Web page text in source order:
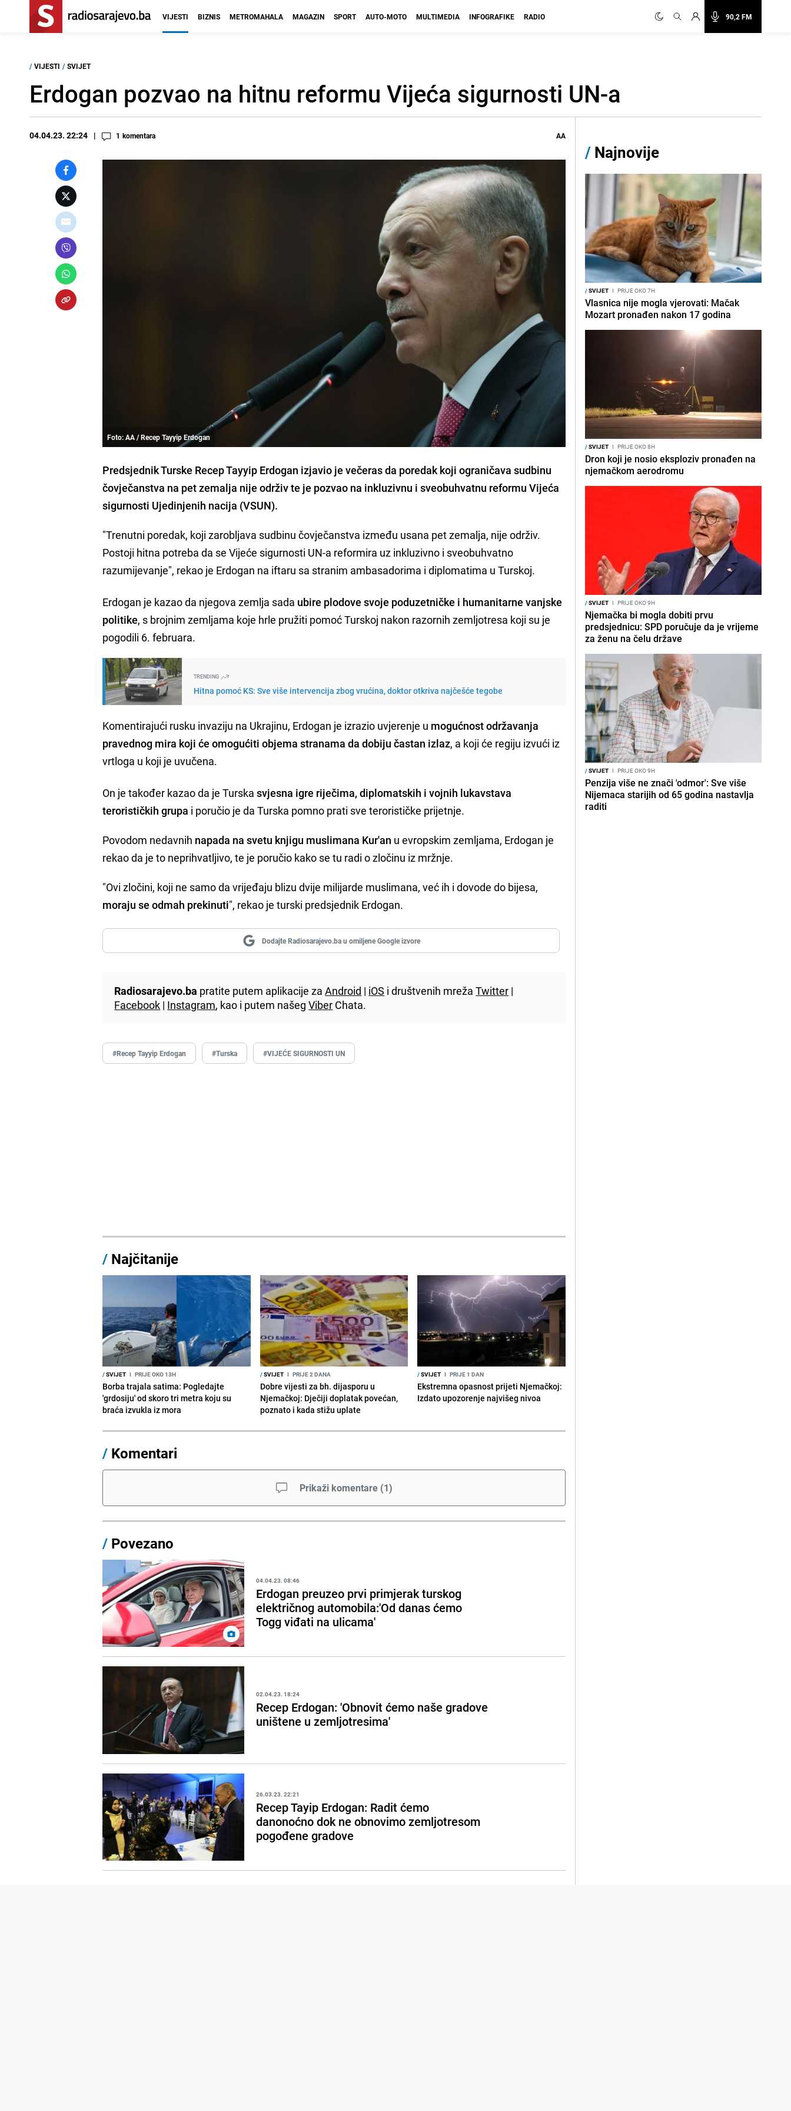
90,2 FM
VIJESTI BIZNIS METROMAHALA MAGAZIN SPORT AUTO-MOTO MULTIMEDIA INFOGRAFIKE RADIO
/ VIJESTI / SVIJET
Erdogan pozvao na hitnu reformu Vijeća sigurnosti UN-a
04.04.23. 22:24 1 komentara AA
Foto: AA / Recep Tayyip Erdogan
Predsjednik Turske Recep Tayyip Erdogan izjavio je večeras da poredak koji ograničava sudbinu
čovječanstva na pet zemalja nije održiv te je pozvao na inkluzivnu i sveobuhvatnu reformu Vijeća
sigurnosti Ujedinjenih nacija (VSUN).
"Trenutni poredak, koji zarobljava sudbinu čovječanstva između usana pet zemalja, nije održiv.
Postoji hitna potreba da se Vijeće sigurnosti UN-a reformira uz inkluzivno i sveobuhvatno
razumijevanje", rekao je Erdogan na iftaru sa stranim ambasadorima i diplomatima u Turskoj.
Erdogan je kazao da njegova zemlja sada ubire plodove svoje poduzetničke i humanitarne vanjske
politike, s brojnim zemljama koje hrle pružiti pomoć Turskoj nakon razornih zemljotresa koji su je
pogodili 6. februara.
TRENDING
Hitna pomoć KS: Sve više intervencija zbog vrućina, doktor otkriva najčešće tegobe
Komentirajući rusku invaziju na Ukrajinu, Erdogan je izrazio uvjerenje u mogućnost održavanja
pravednog mira koji će omogućiti objema stranama da dobiju častan izlaz, a koji će regiju izvući iz
vrtloga u koji je uvučena.
On je također kazao da je Turskasvjesna igre riječima, diplomatskih i vojnih lukavstava
terorističkih grupa i poručio je da Turska pomno prati sve terorističke prijetnje.
Povodom nedavnih napada na svetu knjigu muslimana Kur'an u evropskim zemljama, Erdogan je
rekao da je to neprihvatljivo, te je poručio kako se tu radi o zločinu iz mržnje.
"Ovi zločini, koji ne samo da vrijeđaju blizu dvije milijarde muslimana, već ih i dovode do bijesa,
moraju se odmah prekinuti", rekao je turski predsjednik Erdogan.
Dodajte Radiosarajevo.ba u omiljene Google izvore
Radiosarajevo.ba pratite putem aplikacije zaAndroid | iOS i društvenih mrežaTwitter |
Facebook | Instagram, kao i putem našegViber Chata.
#Recep Tayyip Erdogan #Turska #VIJEĆE SIGURNOSTI UN
/ Najčitanije
/SVIJET I PRIJE OKO 13H
Borba trajala satima: Pogledajte
'grdosiju' od skoro tri metra koju su
braća izvukla iz mora
/SVIJET I PRIJE 2 DANA
Dobre vijesti za bh. dijasporu u
Njemačkoj: Dječiji doplatak povećan,
poznato i kada stižu uplate
/SVIJET I PRIJE 1 DAN
Ekstremna opasnost prijeti Njemačkoj:
Izdato upozorenje najvišeg nivoa
/ Komentari
Prikaži komentare (1)
/ Povezano
04.04.23. 08:46
Erdogan preuzeo prvi primjerak turskog
električnog automobila:'Od danas ćemo
Togg viđati na ulicama'
02.04.23. 18:24
Recep Erdogan: 'Obnovit ćemo naše gradove
uništene u zemljotresima'
26.03.23. 22:21
Recep Tayip Erdogan: Radit ćemo
danonoćno dok ne obnovimo zemljotresom
pogođene gradove
/ Najnovije
/SVIJET I PRIJE OKO 7H
Vlasnica nije mogla vjerovati: Mačak
Mozart pronađen nakon 17 godina
/SVIJET I PRIJE OKO 8H
Dron koji je nosio eksploziv pronađen na
njemačkom aerodromu
/SVIJET I PRIJE OKO 9H
Njemačka bi mogla dobiti prvu
predsjednicu: SPD poručuje da je vrijeme
za ženu na čelu države
/SVIJET I PRIJE OKO 9H
Penzija više ne znači 'odmor': Sve više
Nijemaca starijih od 65 godina nastavlja
raditi